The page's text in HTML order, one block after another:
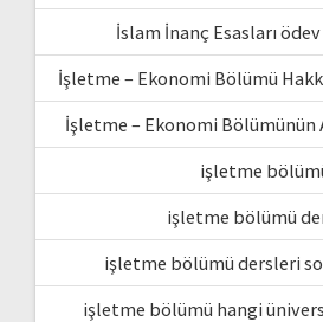
İslam İnanç Esasları
İşletme – Ekonomi Bölümü
İşletme – Ekonomi Bölümünün
işletme
işletme bölümü
işletme bölümü dersleri
işletme bölümü hangi